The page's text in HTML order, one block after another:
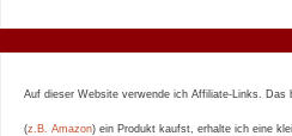
Auf dieser Website verwende ich Affiliate-Links. Das
(z.B. Amazon) ein Produkt kaufst, erhalte ich eine